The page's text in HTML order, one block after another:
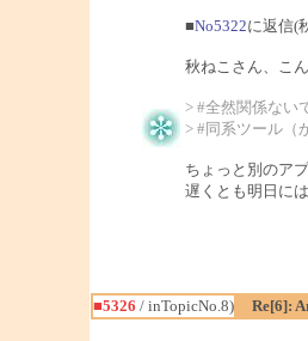
■No5322に返信(
秋ねこさん、こん
> #全然関係ない
> #同系ツール（
ちょっと別のア
遅くとも明日に
■5326 / inTopicNo.8)
Re[6]: